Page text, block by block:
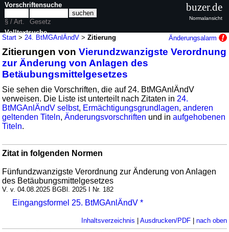
Start > 24. BtMGAnlÄndV >Zitierung Änderungsalarm
Zitierungen vonVierundzwanzigste Verordnung
zur Änderung von Anlagen des
Betäubungsmittelgesetzes
Sie sehen die Vorschriften, die auf 24. BtMGAnlÄndV
verweisen. Die Liste ist unterteilt nach Zitaten in 24.
BtMGAnlÄndV selbst, Ermächtigungsgrundlagen,anderen
geltenden Titeln,Änderungsvorschriften und inaufgehobenen
Titeln.
Zitat in folgenden Normen
Fünfundzwanzigste Verordnung zur Änderung von Anlagen
des Betäubungsmittelgesetzes
V. v. 04.08.2025 BGBl. 2025 I Nr. 182
Eingangsformel 25. BtMGAnlÄndV *
Inhaltsverzeichnis | Ausdrucken/PDF| nach oben
Vorschriftensuche
§ / Art.
Gesetz
Volltextsuche
nur in 24. BtMGAnlÄndV
buzer.de
Normalansicht